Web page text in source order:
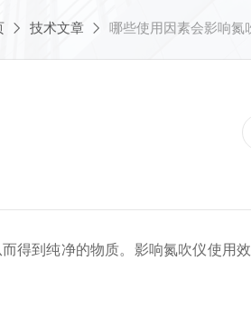
技术文章 哪些使用因素会影响氮
到纯净的物质。影响氮吹仪使用